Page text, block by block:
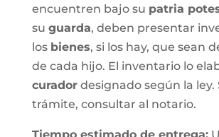
encuentren bajo su patria
su guarda, deben presentar
los bienes, si los hay, que sean
de cada hijo. El inventario lo
curadordesignado según la ley.
trámite, consultar al notario.